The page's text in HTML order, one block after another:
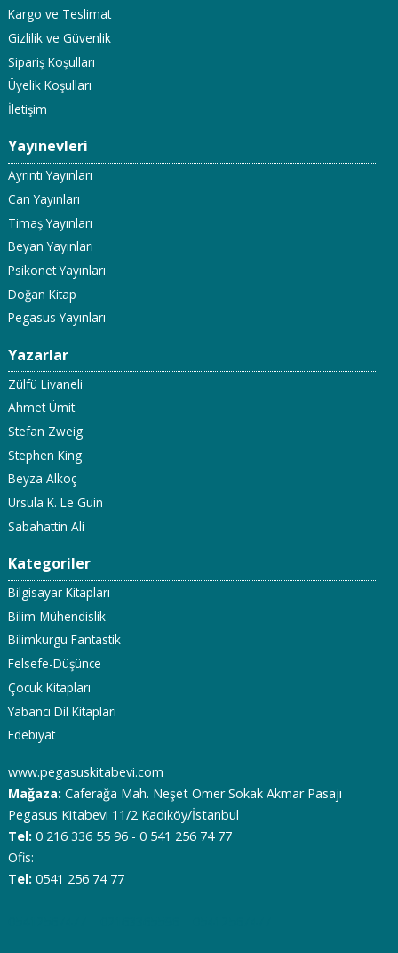
Kargo ve Teslimat
Gizlilik ve Güvenlik
Sipariş Koşulları
Üyelik Koşulları
İletişim
Yayınevleri
Ayrıntı Yayınları
Can Yayınları
Timaş Yayınları
Beyan Yayınları
Psikonet Yayınları
Doğan Kitap
Pegasus Yayınları
Yazarlar
Zülfü Livaneli
Ahmet Ümit
Stefan Zweig
Stephen King
Beyza Alkoç
Ursula K. Le Guin
Sabahattin Ali
Kategoriler
Bilgisayar Kitapları
Bilim-Mühendislik
Bilimkurgu Fantastik
Felsefe-Düşünce
Çocuk Kitapları
Yabancı Dil Kitapları
Edebiyat
www.pegasuskitabevi.com
Mağaza: Caferağa Mah. Neşet Ömer Sokak Akmar Pasajı
Pegasus Kitabevi 11/2 Kadıköy/İstanbul
Tel: 0 216 336 55 96 - 0 541 256 74 77
Ofis:
Tel: 0541 256 74 77